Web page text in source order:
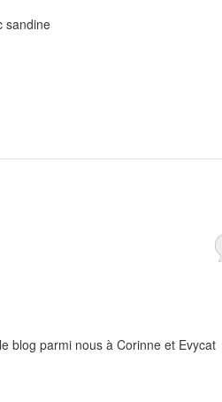
sandine
blog parmi nous à Corinne et Evycat